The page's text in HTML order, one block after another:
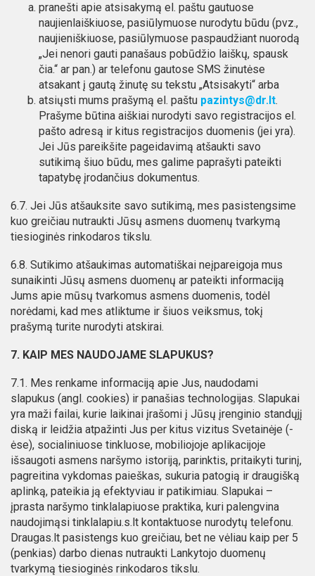
pranešti apie atsisakymą el. paštu gautuose
naujienlaiškiuose, pasiūlymuose nurodytu būdu (pvz.,
naujieniškiuose, pasiūlymuose paspaudžiant nuorodą
„Jei nenori gauti panašaus pobūdžio laiškų, spausk
čia.“ ar pan.) ar telefonu gautose SMS žinutėse
atsakant į gautą žinutę su tekstu „Atsisakyti“ arba
atsiųsti mums prašymą el. paštu pazintys@dr.lt.
Prašyme būtina aiškiai nurodyti savo registracijos el.
pašto adresą ir kitus registracijos duomenis (jei yra).
Jei Jūs pareikšite pageidavimą atšaukti savo
sutikimą šiuo būdu, mes galime paprašyti pateikti
tapatybę įrodančius dokumentus.
6.7. Jei Jūs atšauksite savo sutikimą, mes pasistengsime
kuo greičiau nutraukti Jūsų asmens duomenų tvarkymą
tiesioginės rinkodaros tikslu.
6.8. Sutikimo atšaukimas automatiškai neįpareigoja mus
sunaikinti Jūsų asmens duomenų ar pateikti informaciją
Jums apie mūsų tvarkomus asmens duomenis, todėl
norėdami, kad mes atliktume ir šiuos veiksmus, tokį
prašymą turite nurodyti atskirai.
7. KAIP MES NAUDOJAME SLAPUKUS?
7.1. Mes renkame informaciją apie Jus, naudodami
slapukus (angl. cookies) ir panašias technologijas. Slapukai
yra maži failai, kurie laikinai įrašomi į Jūsų įrenginio standųjį
diską ir leidžia atpažinti Jus per kitus vizitus Svetainėje (-
ėse), socialiniuose tinkluose, mobiliojoje aplikacijoje
išsaugoti asmens naršymo istoriją, parinktis, pritaikyti turinį,
pagreitina vykdomas paieškas, sukuria patogią ir draugišką
aplinką, pateikia ją efektyviau ir patikimiau. Slapukai –
įprasta naršymo tinklalapiuose praktika, kuri palengvina
naudojimąsi tinklalapiu.s.lt kontaktuose nurodytų telefonu.
Draugas.lt pasistengs kuo greičiau, bet ne vėliau kaip per 5
(penkias) darbo dienas nutraukti Lankytojo duomenų
tvarkymą tiesioginės rinkodaros tikslu.